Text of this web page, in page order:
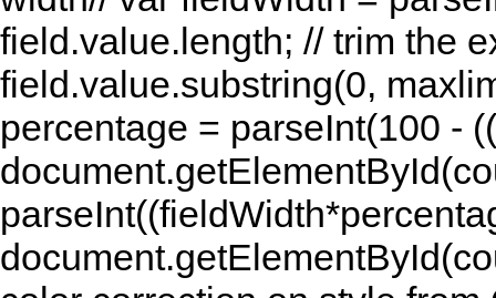
field.value.length; // trim the
field.value.substring(0,
percentage = parseInt(100 -